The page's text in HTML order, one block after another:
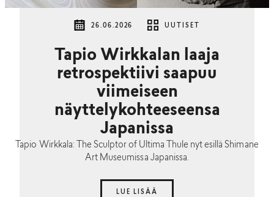
26.06.2026 UUTISET
Tapio Wirkkalan laaja
retrospektiivi saapuu
viimeiseen
näyttelykohteeseensa
Japanissa
Tapio Wirkkala: The Sculptor of Ultima Thule nyt esillä Shimane
Art Museumissa Japanissa.
LUE LISÄÄ